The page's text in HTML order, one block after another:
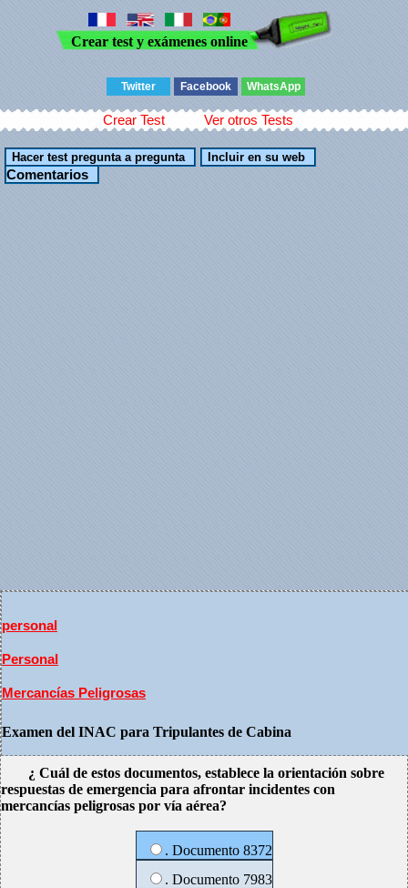
Crear test y exámenes online
Twitter Facebook WhatsApp
Crear Test Ver otros Tests
Comentarios
personal
Personal
Mercancías Peligrosas
Examen del INAC para Tripulantes de Cabina
¿ Cuál de estos documentos, establece la orientación sobre
respuestas de emergencia para afrontar incidentes con
mercancías peligrosas por vía aérea?
. Documento 8372
. Documento 7983